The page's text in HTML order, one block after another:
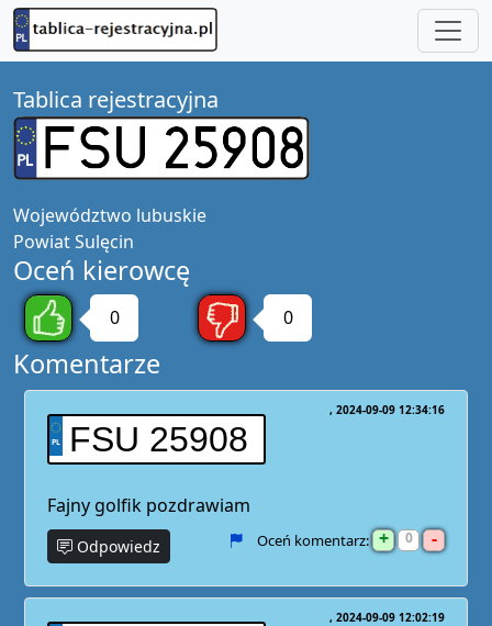
Tablica rejestracyjna
Województwo lubuskie
PowiatSulęcin
Oceń kierowcę
0 0
Komentarze
FSU 25908
2024-09-09 12:34:16
Fajny golfik pozdrawiam
Odpowiedz Oceń komentarz: + 0 -
2024-09-09 12:02:19